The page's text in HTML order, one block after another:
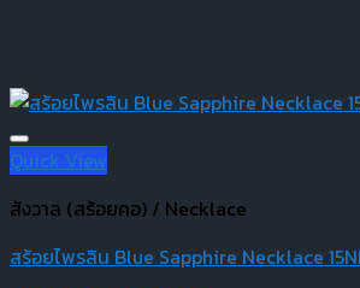
Quick View
สังวาล (สร้อยคอ) / Necklace
สร้อยไพรลิน Blue Sapphire Necklace